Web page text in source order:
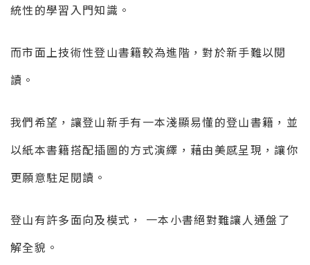
統性的學習入門知識。
而市面上技術性登山書籍較為進階，對於新手難以閱
讀。
我們希望，讓登山新手有一本淺顯易懂的登山書籍，並
以紙本書籍搭配插圖的方式演繹，藉由美感呈現，讓你
更願意駐足閱讀。
登山有許多面向及模式， 一本小書絕對難讓人通盤了
解全貌。